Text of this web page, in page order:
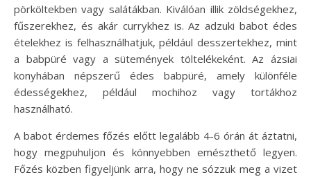
pörköltekben vagy salátákban. Kiválóan illik zöldségekhez,
fűszerekhez, és akár currykhez is. Az adzuki babot édes
ételekhez is felhasználhatjuk, például desszertekhez, mint
a babpüré vagy a sütemények töltelékeként. Az ázsiai
konyhában népszerű édes babpüré, amely különféle
édességekhez, például mochihoz vagy tortákhoz
használható.
A babot érdemes főzés előtt legalább 4-6 órán át áztatni,
hogy megpuhuljon és könnyebben emészthető legyen.
Főzés közben figyeljünk arra, hogy ne sózzuk meg a vizet